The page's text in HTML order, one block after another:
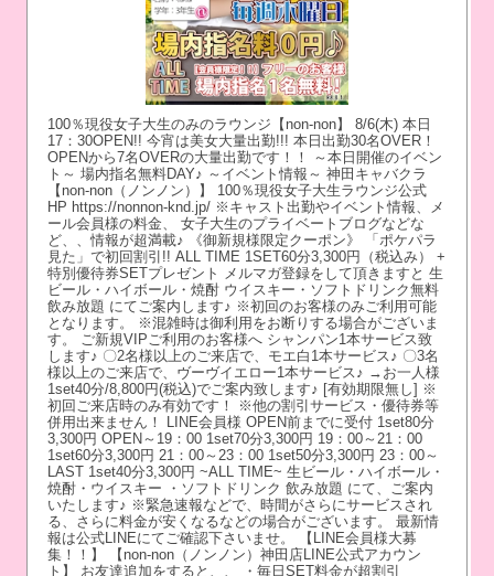
100％現役女子大生のみのラウンジ【non-non】 8/6(木) 本日
17：30OPEN!! 今宵は美女大量出勤!!! 本日出勤30名OVER！
OPENから7名OVERの大量出勤です！！ ～本日開催のイベン
ト～ 場内指名無料DAY♪ ～イベント情報～ 神田キャバクラ
【non-non（ノンノン）】 100％現役女子大生ラウンジ公式
HP https://nonnon-knd.jp/ ※キャスト出勤やイベント情報、メ
ール会員様の料金、 女子大生のプライベートブログなどな
ど、、情報が超満載♪ 《御新規様限定クーポン》 「ポケパラ
見た」で初回割引!! ALL TIME 1SET60分3,300円（税込み） +
特別優待券SETプレゼント メルマガ登録をして頂きますと 生
ビール・ハイボール・焼酎 ウイスキー・ソフトドリンク無料
飲み放題 にてご案内します♪ ※初回のお客様のみご利用可能
となります。 ※混雑時は御利用をお断りする場合がございま
す。 ご新規VIPご利用のお客様へ シャンパン1本サービス致
します♪ 〇2名様以上のご来店で、モエ白1本サービス♪ 〇3名
様以上のご来店で、ヴーヴイエロー1本サービス♪ →お一人様
1set40分/8,800円(税込)でご案内致します♪ [有効期限無し] ※
初回ご来店時のみ有効です！ ※他の割引サービス・優待券等
併用出来ません！ LINE会員様 OPEN前までに受付 1set80分
3,300円 OPEN～19：00 1set70分3,300円 19：00～21：00
1set60分3,300円 21：00～23：00 1set50分3,300円 23：00～
LAST 1set40分3,300円 ~ALL TIME~ 生ビール・ハイボール・
焼酎・ウイスキー ・ソフトドリンク 飲み放題 にて、ご案内
いたします♪ ※緊急速報などで、時間がさらにサービスされ
る、さらに料金が安くなるなどの場合がございます。 最新情
報は公式LINEにてご確認下さいませ。 【LINE会員様大募
集！！】 【non-non（ノンノン）神田店LINE公式アカウン
ト】 お友達追加をすると、、 ・毎日SET料金が超割引